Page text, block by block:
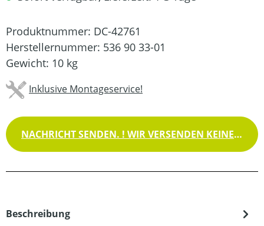
Produktnummer: DC-42761
Herstellernummer: 536 90 33-01
Gewicht: 10 kg
Inklusive Montageservice!
NACHRICHT SENDEN. ! WIR VERSENDEN KEINE WAREN !
Beschreibung